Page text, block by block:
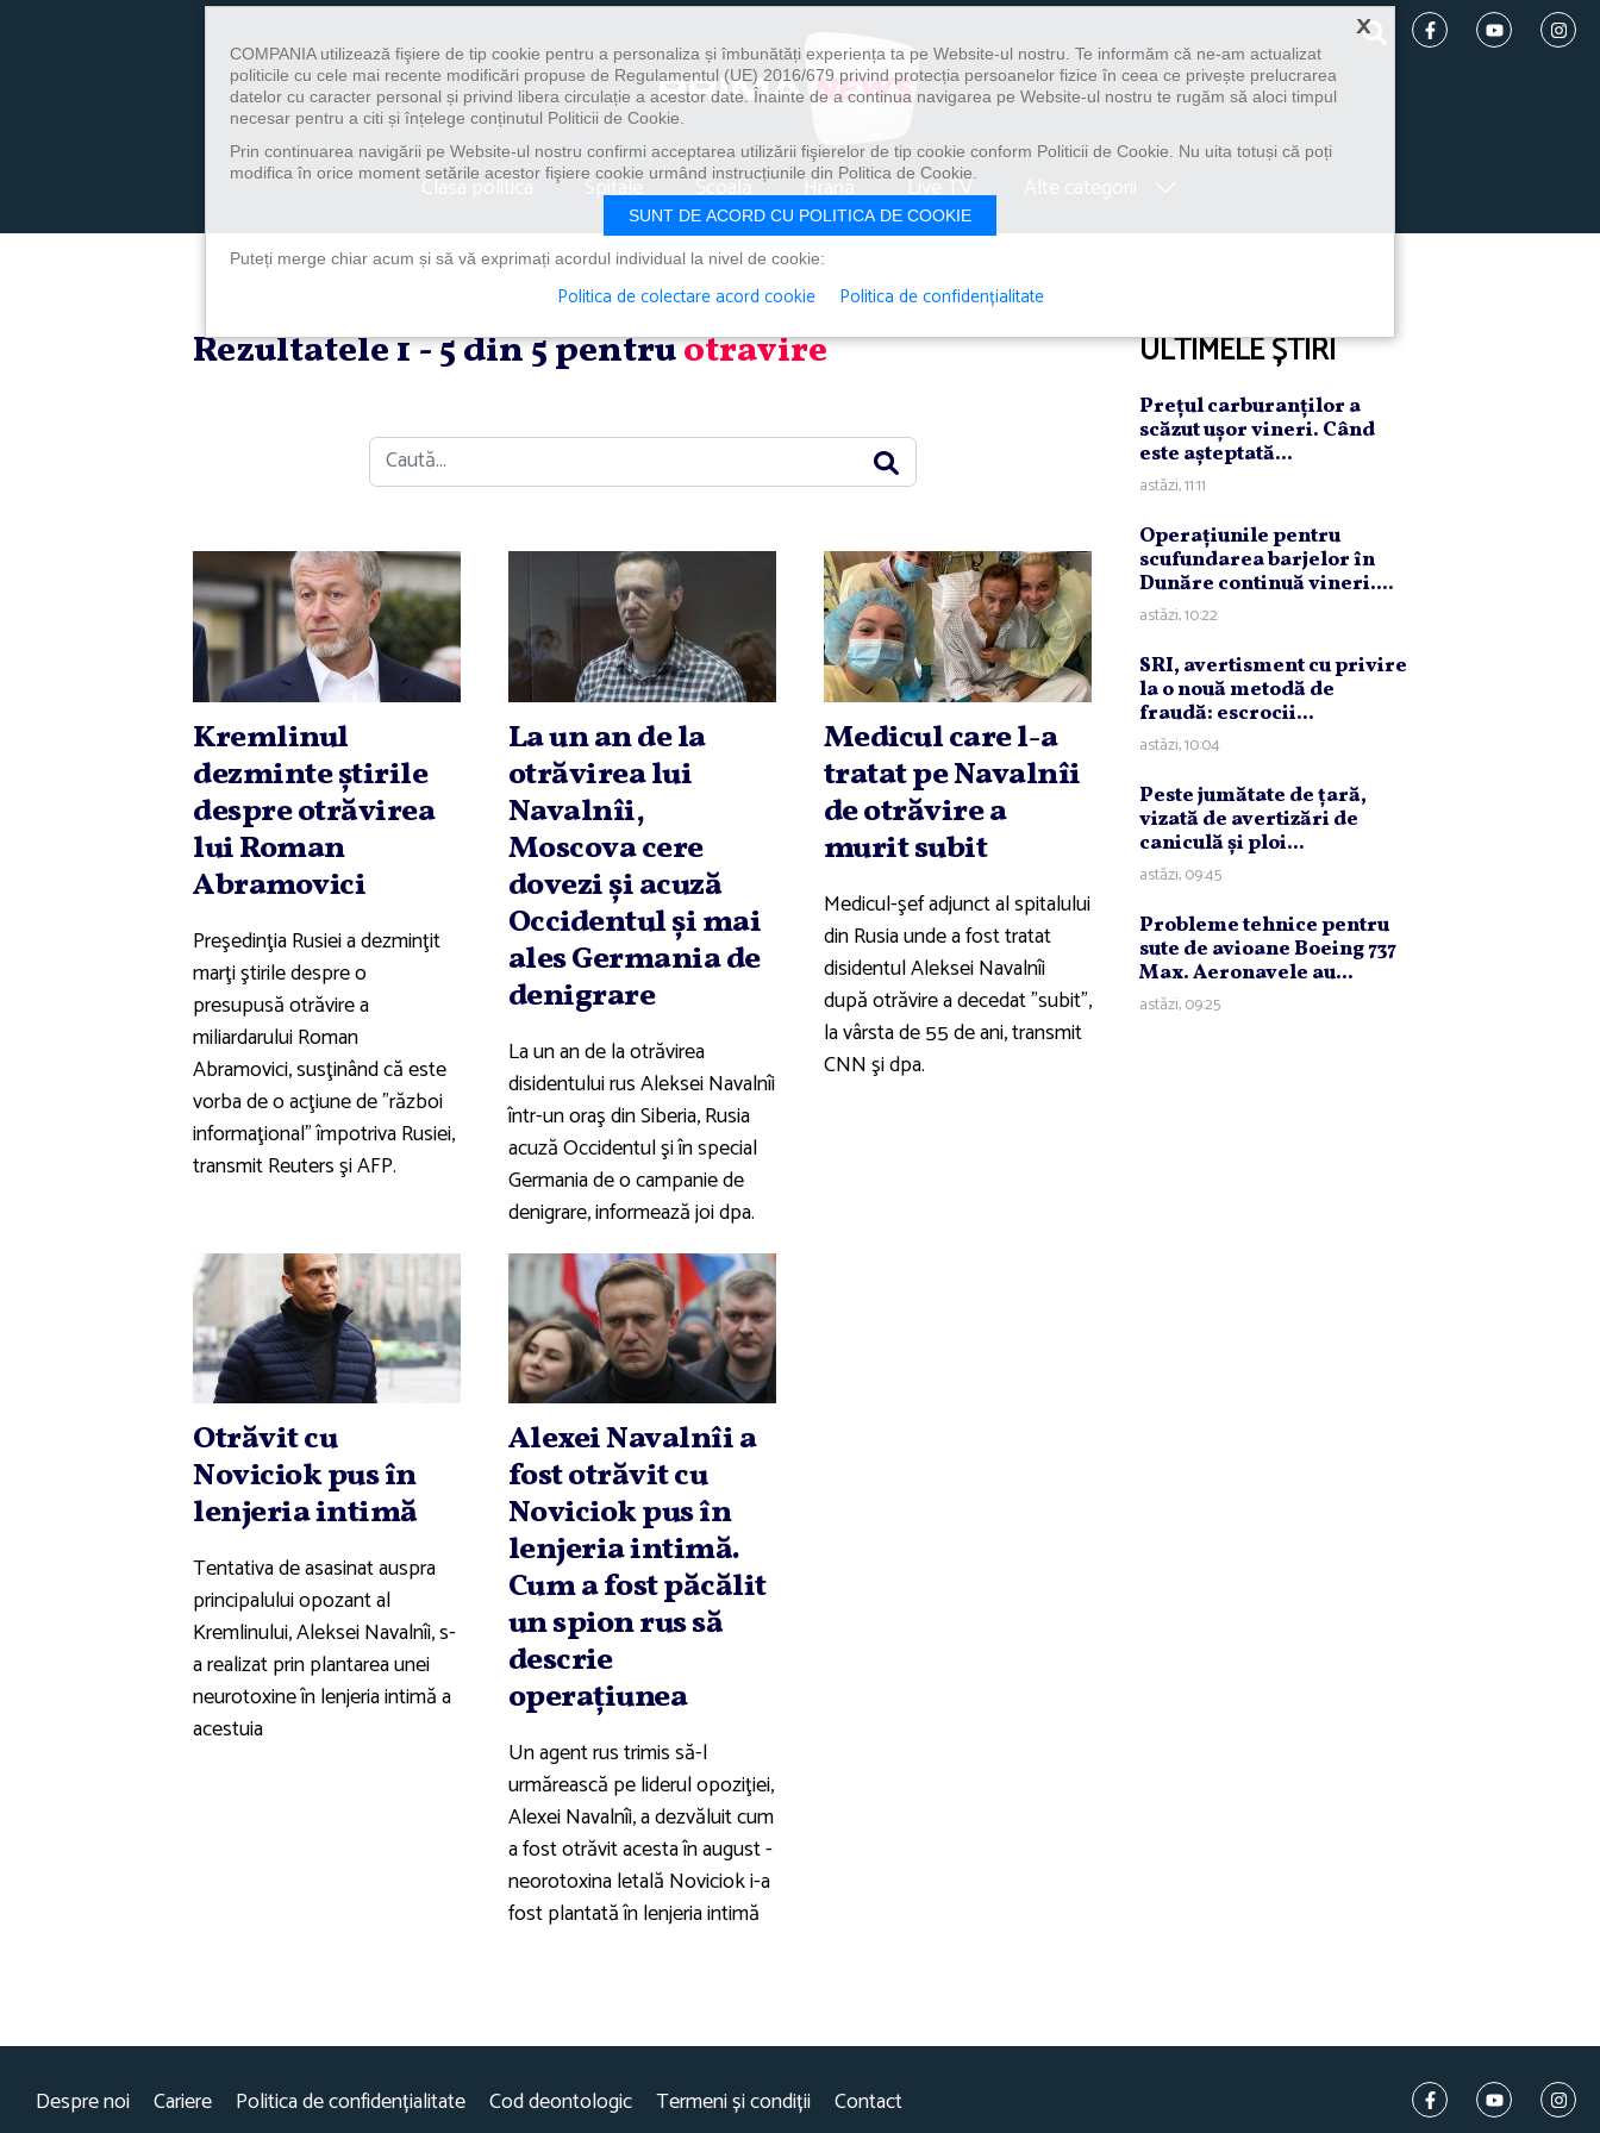
Clasa politica Spitale Școală Hrană Live TV
Rezultatele 1 - 5 din 5 pentruotravire
Caută
Kremlinul
dezminte ştirile
despre otrăvirea
lui Roman
Abramovici
Preşedinţia Rusiei a dezminţit
marţi ştirile despre o
presupusă otrăvire a
miliardarului Roman
Abramovici, susţinând că este
vorba de o acţiune de "război
informaţional" împotriva Rusiei,
transmit Reuters şi AFP.
La un an de la
otrăvirea lui
Navalnîi,
Moscova cere
dovezi şi acuză
Occidentul şi mai
ales Germania de
denigrare
La un an de la otrăvirea
disidentului rus Aleksei Navalnîi
într-un oraş din Siberia, Rusia
acuză Occidentul şi în special
Germania de o campanie de
denigrare, informează joi dpa.
Medicul care l-a
tratat pe Navalnîi
de otrăvire a
murit subit
Medicul-şef adjunct al spitalului
din Rusia unde a fost tratat
disidentul Aleksei Navalnîi
după otrăvire a decedat "subit",
la vârsta de 55 de ani, transmit
CNN şi dpa.
Otrăvit cu
Noviciok pus în
lenjeria intimă
Tentativa de asasinat auspra
principalului opozant al
Kremlinului, Aleksei Navalnîi, s-
a realizat prin plantarea unei
neurotoxine în lenjeria intimă a
acestuia
Alexei Navalnîi a
fost otrăvit cu
Noviciok pus în
lenjeria intimă.
Cum a fost păcălit
un spion rus să
descrie
operaţiunea
Un agent rus trimis să-l
urmărească pe liderul opoziţiei,
Alexei Navalnîi, a dezvăluit cum
a fost otrăvit acesta în august -
neorotoxina letală Noviciok i-a
fost plantată în lenjeria intimă
ULTIMELE ȘTIRI
Preţul carburanţilor a
scăzut uşor vineri. Când
este aşteptată...
astăzi, 11:11
Operaţiunile pentru
scufundarea barjelor în
Dunăre continuă vineri....
astăzi, 10:22
SRI, avertisment cu privire
la o nouă metodă de
fraudă: escrocii...
astăzi, 10:04
Peste jumătate de ţară,
vizată de avertizări de
caniculă şi ploi...
astăzi, 09:45
Probleme tehnice pentru
sute de avioane Boeing 737
Max. Aeronavele au...
astăzi, 09:25
Despre noi Cariere Politica de confidențialitate Cod deontologic Termeni și condiții Contact
×
COMPANIA utilizează fişiere de tip cookie pentru a personaliza și îmbunătăți experiența ta pe Website-ul nostru. Te informăm că ne-am actualizat
politicile cu cele mai recente modificări propuse de Regulamentul (UE) 2016/679 privind protecția persoanelor fizice în ceea ce privește prelucrarea
datelor cu caracter personal și privind libera circulație a acestor date. Înainte de a continua navigarea pe Website-ul nostru te rugăm să aloci timpul
necesar pentru a citi și înțelege conținutul Politicii de Cookie.
Prin continuarea navigării pe Website-ul nostru confirmi acceptarea utilizării fişierelor de tip cookie conform Politicii de Cookie. Nu uita totuși că poți
modifica în orice moment setările acestor fişiere cookie urmând instrucțiunile din Politica de Cookie.
SUNT DE ACORD CU POLITICA DE COOKIE
Puteți merge chiar acum și să vă exprimați acordul individual la nivel de cookie:
Politica de colectare acord cookie Politica de confidențialitate